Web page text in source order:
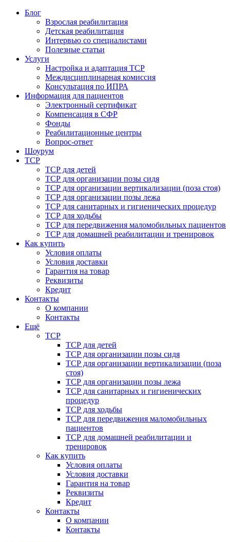
Блог
Взрослая реабилитация
Детская реабилитация
Интервью со специалистами
Полезные статьи
Услуги
Настройка и адаптация ТСР
Междисциплинарная комиссия
Консультация по ИПРА
Информация для пациентов
Электронный сертификат
Компенсация в СФР
Фонды
Реабилитационные центры
Вопрос-ответ
Шоурум
ТСР
ТСР для детей
ТСР для организации позы сидя
ТСР для организации вертикализации (поза стоя)
ТСР для организации позы лежа
ТСР для санитарных и гигиенических процедур
ТСР для ходьбы
ТСР для передвижения маломобильных пациентов
ТСР для домашней реабилитации и тренировок
Как купить
Условия оплаты
Условия доставки
Гарантия на товар
Реквизиты
Кредит
Контакты
О компании
Контакты
Ещё
ТСР
ТСР для детей
ТСР для организации позы сидя
ТСР для организации вертикализации (поза
стоя)
ТСР для организации позы лежа
ТСР для санитарных и гигиенических
процедур
ТСР для ходьбы
ТСР для передвижения маломобильных
пациентов
ТСР для домашней реабилитации и
тренировок
Как купить
Условия оплаты
Условия доставки
Гарантия на товар
Реквизиты
Кредит
Контакты
О компании
Контакты